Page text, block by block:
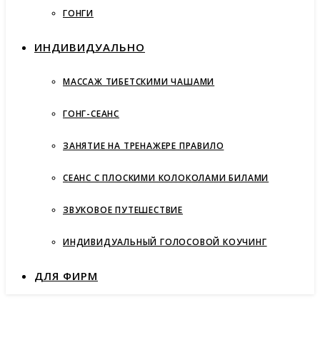
ГОНГИ
ИНДИВИДУАЛЬНО
МАССАЖ ТИБЕТСКИМИ ЧАШАМИ
ГОНГ-СЕАНС
ЗАНЯТИЕ НА ТРЕНАЖЕРЕ ПРАВИЛО
СЕАНС С ПЛОСКИМИ КОЛОКОЛАМИ БИЛАМИ
ЗВУКОВОЕ ПУТЕШЕСТВИЕ
ИНДИВИДУАЛЬНЫЙ ГОЛОСОВОЙ КОУЧИНГ
ДЛЯ ФИРМ